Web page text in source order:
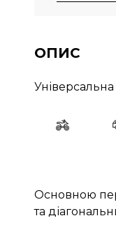
ОПИС
Основною
та